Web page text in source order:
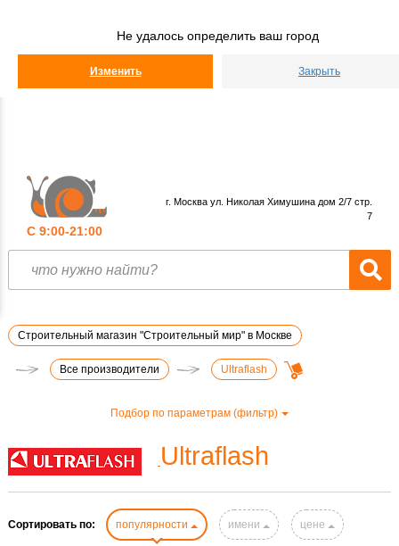
Не удалось определить ваш город
Изменить Закрыть
С 9:00-21:00
г. Москва ул. Николая Химушина дом 2/7 стр.
7
Строительный магазин "Строительный мир" в Москве
Все производители Ultraflash
Подбор по параметрам (фильтр)
Ultraflash
Сортировать по: популярности имени цене